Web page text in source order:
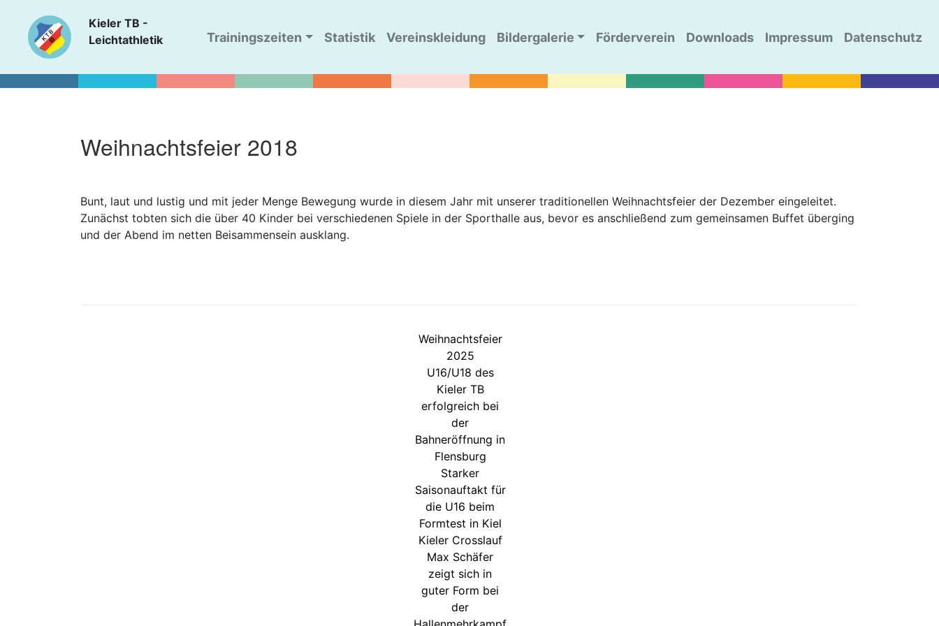
Kieler TB -
Leichtathletik
Trainingszeiten Statistik Vereinskleidung Bildergalerie Förderverein Downloads Impressum Datenschutz
Weihnachtsfeier 2018
Bunt, laut und lustig und mit jeder Menge Bewegung wurde in diesem Jahr mit unserer traditionellen Weihnachtsfeier der Dezember eingeleitet.
Zunächst tobten sich die über 40 Kinder bei verschiedenen Spiele in der Sporthalle aus, bevor es anschließend zum gemeinsamen Buffet überging
und der Abend im netten Beisammensein ausklang.
Weihnachtsfeier
2025
U16/U18 des
Kieler TB
erfolgreich bei
der
Bahneröffnung in
Flensburg
Starker
Saisonauftakt für
die U16 beim
Formtest in Kiel
Kieler Crosslauf
Max Schäfer
zeigt sich in
guter Form bei
der